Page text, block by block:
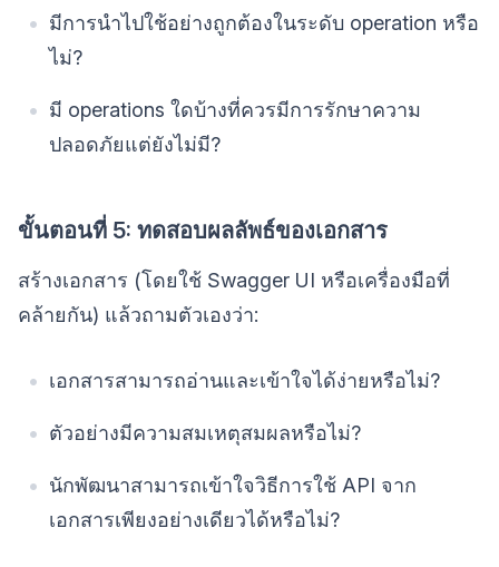
มีการนำไปใช้อย่างถูกต้องในระดับ operation หรือ
ไม่?
มี operations ใดบ้างที่ควรมีการรักษาความ
ปลอดภัยแต่ยังไม่มี?
ขั้นตอนที่ 5: ทดสอบผลลัพธ์ของเอกสาร
สร้างเอกสาร (โดยใช้ Swagger UI หรือเครื่องมือที่
คล้ายกัน) แล้วถามตัวเองว่า:
เอกสารสามารถอ่านและเข้าใจได้ง่ายหรือไม่?
ตัวอย่างมีความสมเหตุสมผลหรือไม่?
นักพัฒนาสามารถเข้าใจวิธีการใช้ API จาก
เอกสารเพียงอย่างเดียวได้หรือไม่?